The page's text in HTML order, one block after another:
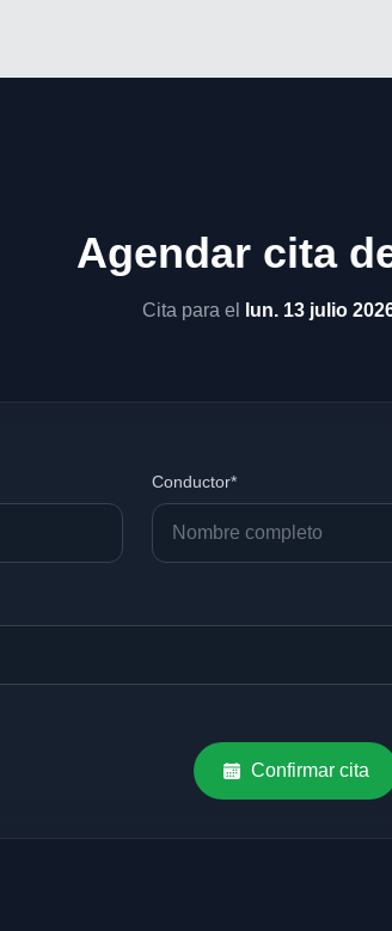
Agendar cita
Cita para el lun. 13 julio
Conductor*
Confirmar cita